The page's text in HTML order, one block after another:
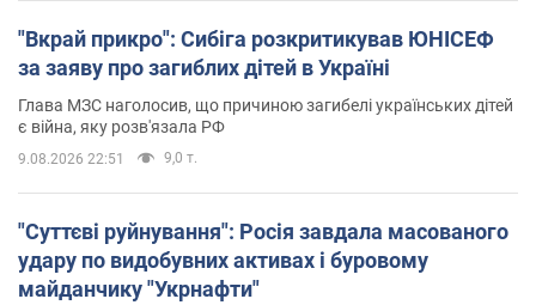
"Вкрай прикро": Сибіга розкритикував ЮНІСЕФ
за заяву про загиблих дітей в Україні
Глава МЗС наголосив, що причиною загибелі українських дітей
є війна, яку розв'язала РФ
9.08.2026 22:51 9,0 т.
"Суттєві руйнування": Росія завдала масованого
удару по видобувних активах і буровому
майданчику "Укрнафти"